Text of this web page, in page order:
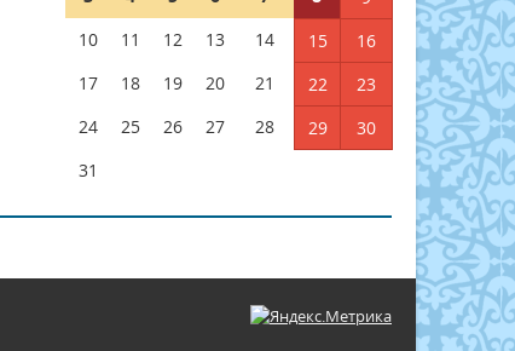
10
11 12 13 14 15
16
17
18 19 20 21 22
23
24
25 26 27 28 29
30
31